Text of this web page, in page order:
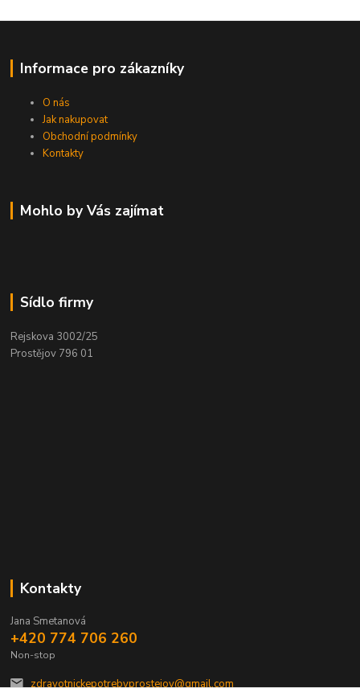
Informace pro zákazníky
O nás
Jak nakupovat
Obchodní podmínky
Kontakty
Mohlo by Vás zajímat
Sídlo firmy
Rejskova 3002/25
Prostějov 796 01
Kontakty
Jana Smetanová
+420 774 706 260
Non-stop
zdravotnickepotrebyprostejov@gmail.com